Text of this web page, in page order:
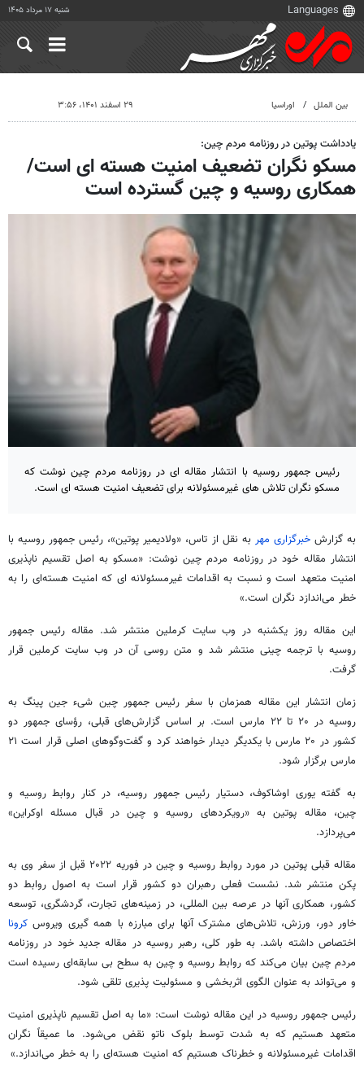
شنبه ۱۷ مرداد ۱۴۰۵
بین الملل اوراسیا ۲۹ اسفند ۱۴۰۱، ۳:۵۶
یادداشت پوتین در روزنامه مردم چین:
مسکو نگران تضعیف امنیت هسته ای است/
همکاری روسیه و چین گسترده است
رئیس جمهور روسیه با انتشار مقاله ای در روزنامه مردم چین نوشت که
مسکو نگران تلاش های غیرمسئولانه برای تضعیف امنیت هسته ای است.
به گزارشخبرگزاری مهر به نقل از تاس، «ولادیمیر پوتین»، رئیس جمهور روسیه با
انتشار مقاله خود در روزنامه مردم چین نوشت: «مسکو به اصل تقسیم ناپذیری
امنیت متعهد است و نسبت به اقدامات غیرمسئولانه ای که امنیت هسته‌ای را به
خطر می‌اندازد نگران است.»
این مقاله روز یکشنبه در وب سایت کرملین منتشر شد. مقاله رئیس جمهور
روسیه با ترجمه چینی منتشر شد و متن روسی آن در وب سایت کرملین قرار
گرفت.
زمان انتشار این مقاله همزمان با سفر رئیس جمهور چین شیء جین پینگ به
روسیه در ۲۰ تا ۲۲ مارس است. بر اساس گزارش‌های قبلی، رؤسای جمهور دو
کشور در ۲۰ مارس با یکدیگر دیدار خواهند کرد و گفت‌وگوهای اصلی قرار است ۲۱
مارس برگزار شود.
به گفته یوری اوشاکوف، دستیار رئیس جمهور روسیه، در کنار روابط روسیه و
چین، مقاله پوتین به «رویکردهای روسیه و چین در قبال مسئله اوکراین»
می‌پردازد.
مقاله قبلی پوتین در مورد روابط روسیه و چین در فوریه ۲۰۲۲ قبل از سفر وی به
پکن منتشر شد. نشست فعلی رهبران دو کشور قرار است به اصول روابط دو
کشور، همکاری آنها در عرصه بین المللی، در زمینه‌های تجارت، گردشگری، توسعه
خاور دور، ورزش، تلاش‌های مشترک آنها برای مبارزه با همه گیری ویروس کرونا
اختصاص داشته باشد. به طور کلی، رهبر روسیه در مقاله جدید خود در روزنامه
مردم چین بیان می‌کند که روابط روسیه و چین به سطح بی سابقه‌ای رسیده است
و می‌تواند به عنوان الگوی اثربخشی و مسئولیت پذیری تلقی شود.
رئیس جمهور روسیه در این مقاله نوشت است: «ما به اصل تقسیم ناپذیری امنیت
متعهد هستیم که به شدت توسط بلوک ناتو نقض می‌شود. ما عمیقاً نگران
اقدامات غیرمسئولانه و خطرناک هستیم که امنیت هسته‌ای را به خطر می‌اندازد.»